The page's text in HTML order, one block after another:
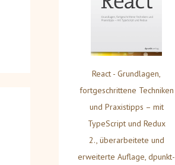
React - Grundlagen,
fortgeschrittene Techniken
und Praxistipps – mit
TypeScript und Redux
2., überarbeitete und
erweiterte Auflage, dpunkt-